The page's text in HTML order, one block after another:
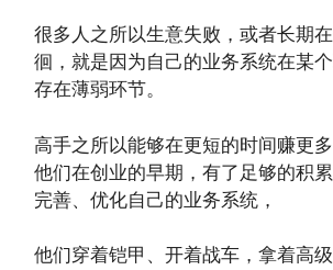
很多人之所以生意失败，或者长期
徊，就是因为自己的业务系统在某
存在薄弱环节。
高手之所以能够在更短的时间赚更
他们在创业的早期，有了足够的积累
完善、优化自己的业务系统，
他们穿着铠甲、开着战车，拿着高